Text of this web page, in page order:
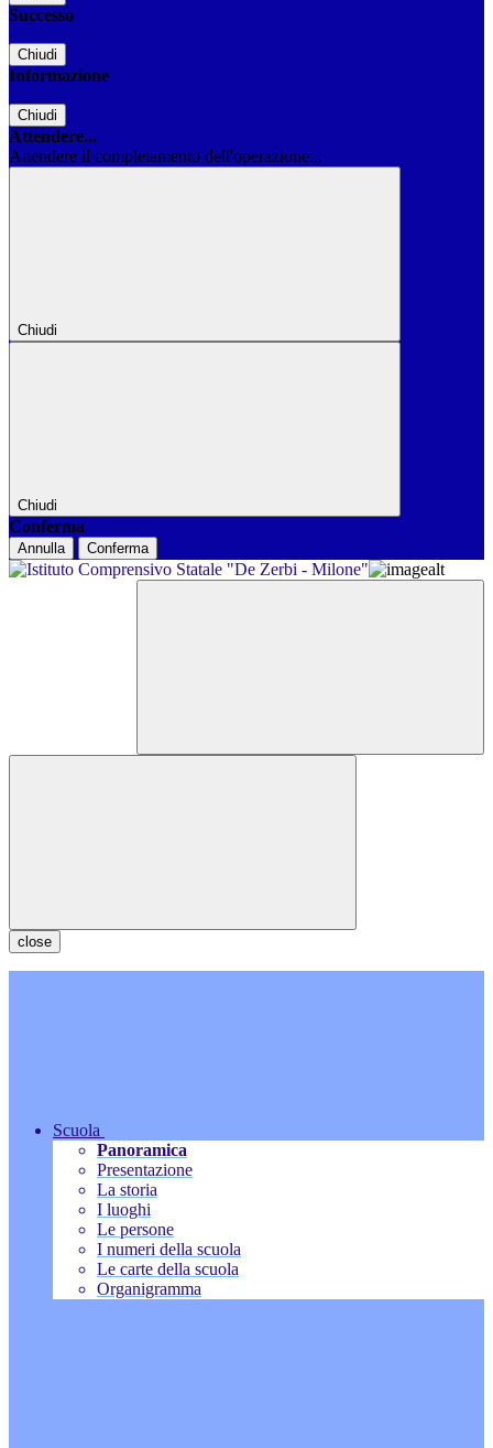
Successo
Chiudi
Informazione
Chiudi
Attendere...
Attendere il completamento dell'operazione...
Chiudi
Chiudi
Conferma
Annulla Conferma
close
Scuola
Panoramica
Presentazione
La storia
I luoghi
Le persone
I numeri della scuola
Le carte della scuola
Organigramma